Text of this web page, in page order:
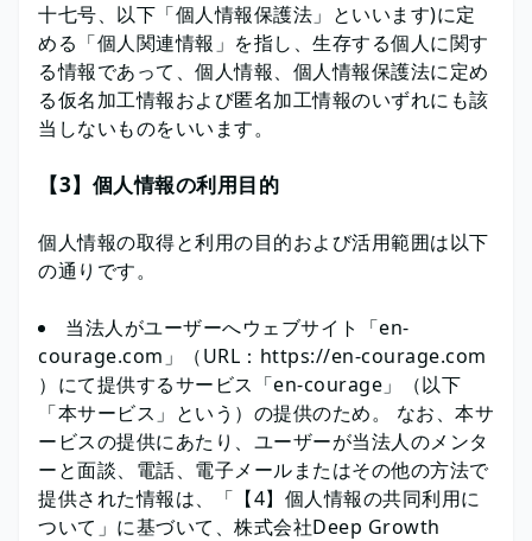
十七号、以下「個人情報保護法」といいます)に定
める「個人関連情報」を指し、生存する個人に関す
る情報であって、個人情報、個人情報保護法に定め
る仮名加工情報および匿名加工情報のいずれにも該
当しないものをいいます。
【3】個人情報の利用目的
個人情報の取得と利用の目的および活用範囲は以下
の通りです。
当法人がユーザーへウェブサイト「en-
courage.com」（URL：https://en-courage.com
）にて提供するサービス「en-courage」（以下
「本サービス」という）の提供のため。 なお、本サ
ービスの提供にあたり、ユーザーが当法人のメンタ
ーと面談、電話、電子メールまたはその他の方法で
提供された情報は、「【4】個人情報の共同利用に
ついて」に基づいて、株式会社Deep Growth